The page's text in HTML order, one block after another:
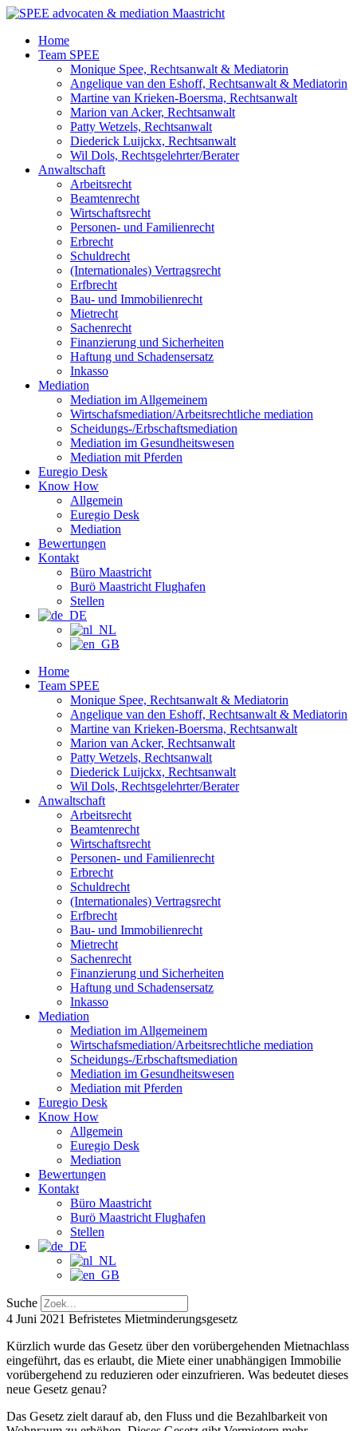
Zum
wechselnHome
Team SPEE
Monique Spee, Rechtsanwalt & Mediatorin
Angelique van den Eshoff, Rechtsanwalt & Mediatorin
Martine van Krieken-Boersma, Rechtsanwalt
Marion van Acker, Rechtsanwalt
Patty Wetzels, Rechtsanwalt
Diederick Luijckx, Rechtsanwalt
Wil Dols, Rechtsgelehrter/Berater
Anwaltschaft
Arbeitsrecht
Beamtenrecht
Wirtschaftsrecht
Personen- und Familienrecht
Erbrecht
Schuldrecht
(Internationales) Vertragsrecht
Erfbrecht
Bau- und Immobilienrecht
Mietrecht
Sachenrecht
Finanzierung und Sicherheiten
Haftung und Schadensersatz
Inkasso
Mediation
Mediation im Allgemeinem
Wirtschafsmediation/Arbeitsrechtliche mediation
Scheidungs-/Erbschaftsmediation
Mediation im Gesundheitswesen
Mediation mit Pferden
Euregio Desk
Know How
Allgemein
Euregio Desk
Mediation
Bewertungen
Kontakt
Büro Maastricht
Burö Maastricht Flughafen
Stellen
Home
Team SPEE
Monique Spee, Rechtsanwalt & Mediatorin
Angelique van den Eshoff, Rechtsanwalt & Mediatorin
Martine van Krieken-Boersma, Rechtsanwalt
Marion van Acker, Rechtsanwalt
Patty Wetzels, Rechtsanwalt
Diederick Luijckx, Rechtsanwalt
Wil Dols, Rechtsgelehrter/Berater
Anwaltschaft
Arbeitsrecht
Beamtenrecht
Wirtschaftsrecht
Personen- und Familienrecht
Erbrecht
Schuldrecht
(Internationales) Vertragsrecht
Erfbrecht
Bau- und Immobilienrecht
Mietrecht
Sachenrecht
Finanzierung und Sicherheiten
Haftung und Schadensersatz
Inkasso
Mediation
Mediation im Allgemeinem
Wirtschafsmediation/Arbeitsrechtliche mediation
Scheidungs-/Erbschaftsmediation
Mediation im Gesundheitswesen
Mediation mit Pferden
Euregio Desk
Know How
Allgemein
Euregio Desk
Mediation
Bewertungen
Kontakt
Büro Maastricht
Burö Maastricht Flughafen
Stellen
Suche
4 Juni 2021 Befristetes Mietminderungsgesetz
Kürzlich wurde das Gesetz über den vorübergehenden Mietnachlass
eingeführt, das es erlaubt, die Miete einer unabhängigen Immobilie
vorübergehend zu reduzieren oder einzufrieren. Was bedeutet dieses
neue Gesetz genau?
Das Gesetz zielt darauf ab, den Fluss und die Bezahlbarkeit von